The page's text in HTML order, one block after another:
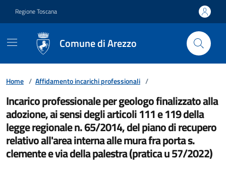
Regione Toscana
Comune di Arezzo
Home / Affidamento incarichi professionali /
Incarico professionale per geologo finalizzato alla
adozione, ai sensi degli articoli 111 e 119 della
legge regionale n. 65/2014, del piano di recupero
relativo all'area interna alle mura fra porta s.
clemente e via della palestra (pratica u 57/2022)